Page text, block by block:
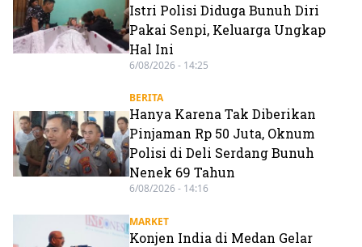
Istri Polisi Diduga Bunuh Diri
Pakai Senpi, Keluarga Ungkap
Hal Ini
6/08/2026 - 14:25
BERITA
Hanya Karena Tak Diberikan
Pinjaman Rp 50 Juta, Oknum
Polisi di Deli Serdang Bunuh
Nenek 69 Tahun
6/08/2026 - 14:16
MARKET
Konjen India di Medan Gelar